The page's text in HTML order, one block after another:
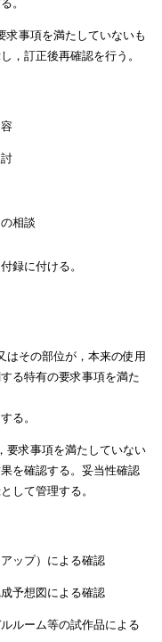
求事項を満たしていないも
，訂正後再確認を行う。
相談
録に付ける。
はその部位が，本来の使用
る特有の要求事項を満た
る。
要求事項を満たしていない
を確認する。妥当性確認
して管理する。
ップ）による確認
予想図による確認
ルーム等の試作品による